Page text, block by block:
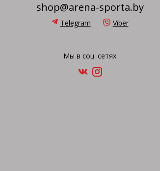
shop@arena-sporta.by
Telegram Viber
Мы в соц. сетях